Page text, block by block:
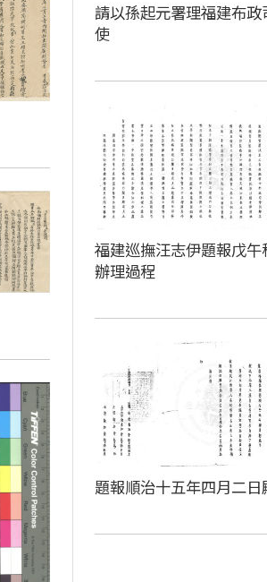
請以孫起元署理福建布
使
福建巡撫汪志伊題報戊午
辦理過程
題報順治十五年四月二日